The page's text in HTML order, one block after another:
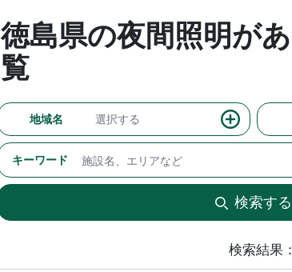
徳島県の夜間照明が
覧
地域名 選択する
キーワード
検索する
検索結果